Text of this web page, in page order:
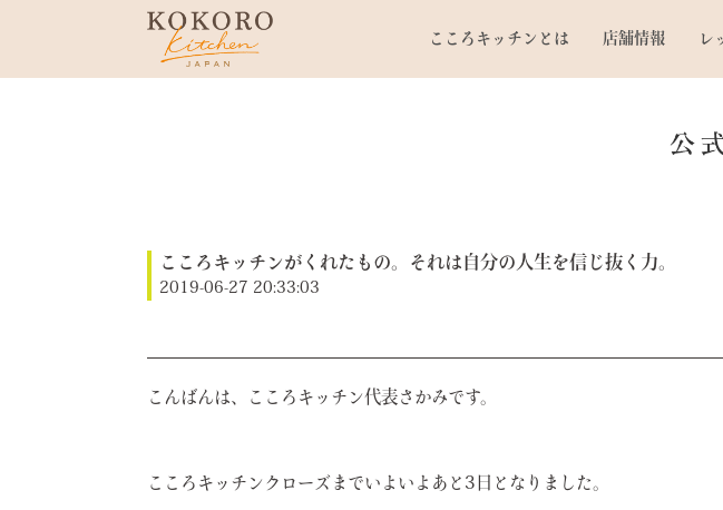
こころキッチンとは 店舗情報 レ
こころキッチンがくれたもの。それは自分の人生を信じ抜く力。
2019-06-27 20:33:03
こんばんは、こころキッチン代表さかみです。
こころキッチンクローズまでいよいよあと3日となりました。